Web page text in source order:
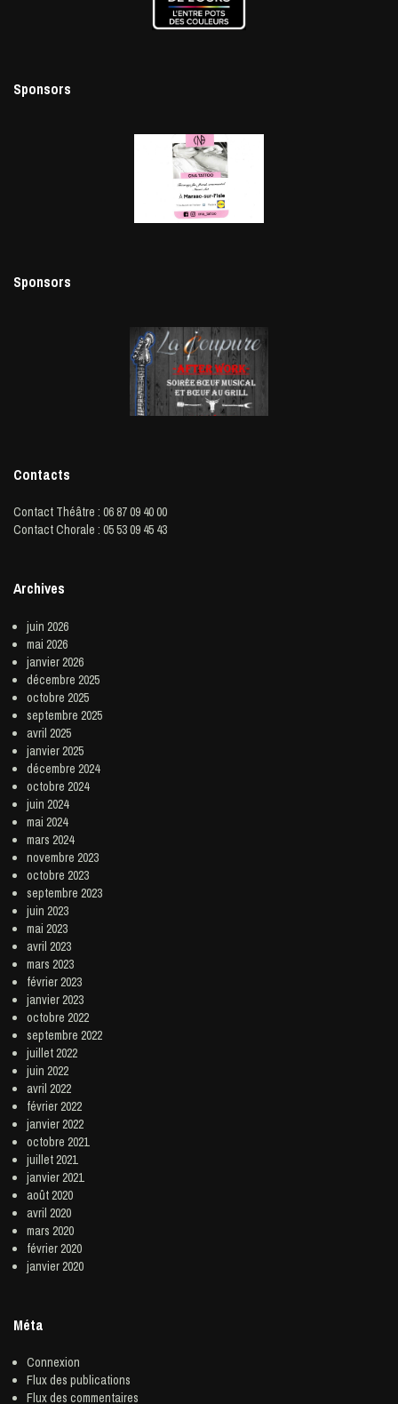
Sponsors
Sponsors
Contacts
Contact Théâtre : 06 87 09 40 00
Contact Chorale : 05 53 09 45 43
Archives
juin 2026
mai 2026
janvier 2026
décembre 2025
octobre 2025
septembre 2025
avril 2025
janvier 2025
décembre 2024
octobre 2024
juin 2024
mai 2024
mars 2024
novembre 2023
octobre 2023
septembre 2023
juin 2023
mai 2023
avril 2023
mars 2023
février 2023
janvier 2023
octobre 2022
septembre 2022
juillet 2022
juin 2022
avril 2022
février 2022
janvier 2022
octobre 2021
juillet 2021
janvier 2021
août 2020
avril 2020
mars 2020
février 2020
janvier 2020
Méta
Connexion
Flux des publications
Flux des commentaires